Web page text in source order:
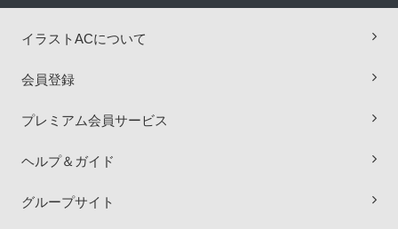
イラストACについて
会員登録
プレミアム会員サービス
ヘルプ＆ガイド
グループサイト